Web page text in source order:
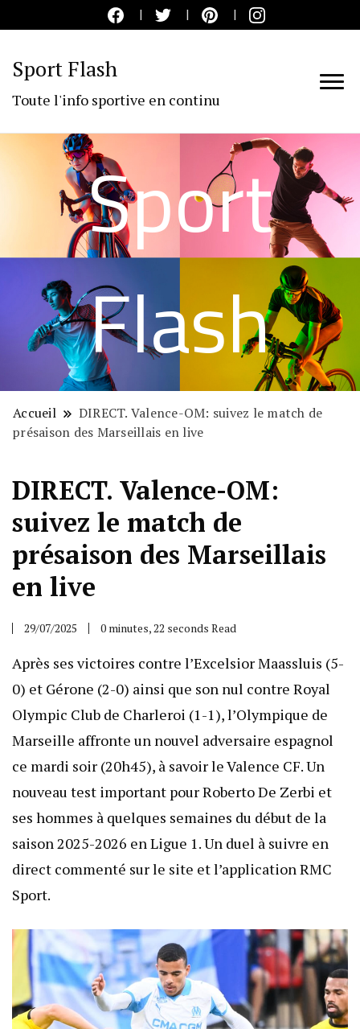
Sport Flash
Toute l'info sportive en continu
Sport
Flash
Accueil
DIRECT. Valence-OM: suivez le match de
présaison des Marseillais en live
DIRECT. Valence-OM:
suivez le match de
présaison des Marseillais
en live
29/07/2025 0 minutes, 22 seconds Read
Après ses victoires contre l’Excelsior Maassluis (5-
0) et Gérone (2-0) ainsi que son nul contre Royal
Olympic Club de Charleroi (1-1), l’Olympique de
Marseille affronte un nouvel adversaire espagnol
ce mardi soir (20h45), à savoir le Valence CF. Un
nouveau test important pour Roberto De Zerbi et
ses hommes à quelques semaines du début de la
saison 2025-2026 en Ligue 1. Un duel à suivre en
direct commenté sur le site et l’application RMC
Sport.